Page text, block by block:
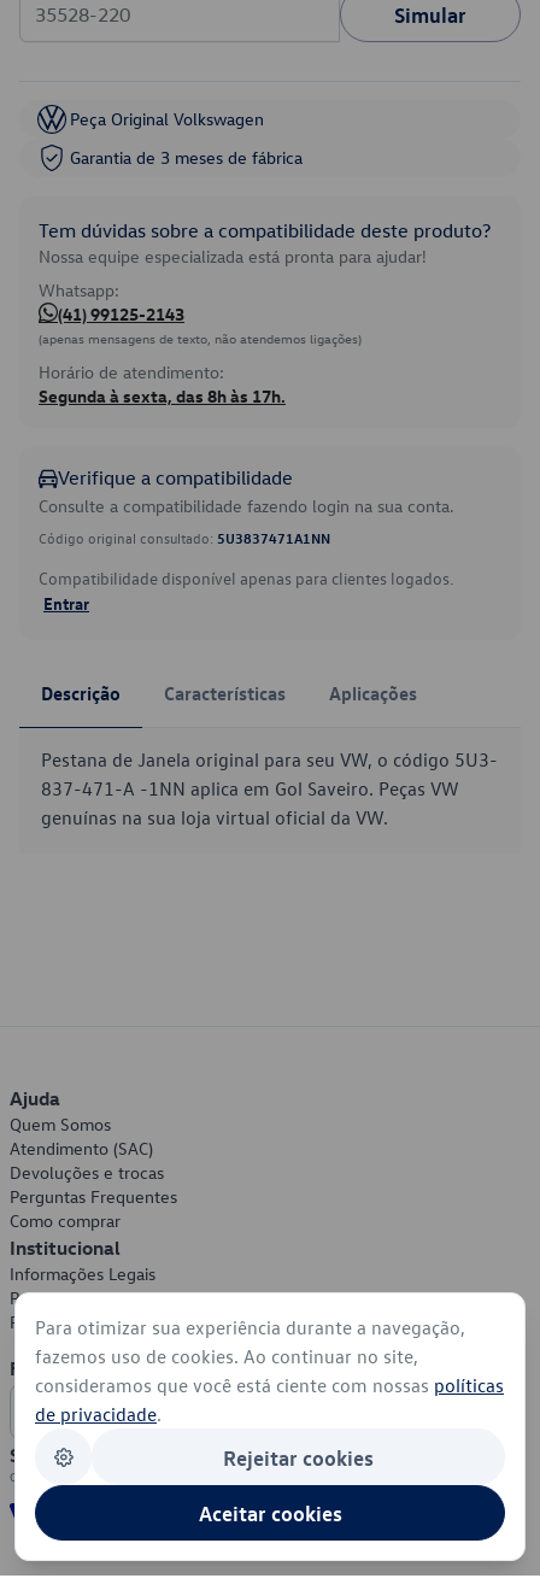
Simular
Peça Original Volkswagen
Garantia de 3 meses de fábrica
Tem dúvidas sobre a compatibilidade deste produto?
Nossa equipe especializada está pronta para ajudar!
Whatsapp:
(41) 99125-2143
(apenas mensagens de texto, não atendemos ligações)
Horário de atendimento:
Segunda à sexta, das 8h às 17h.
Verifique a compatibilidade
Consulte a compatibilidade fazendo login na sua conta.
Código original consultado: 5U3837471A1NN
Compatibilidade disponível apenas para clientes logados.
Entrar
Descrição Características Aplicações
Pestana de Janela original para seu VW, o código 5U3-
837-471-A -1NN aplica em Gol Saveiro. Peças VW
genuínas na sua loja virtual oficial da VW.
Ajuda
Quem Somos
Atendimento (SAC)
Devoluções e trocas
Perguntas Frequentes
Como comprar
Institucional
Informações Legais
Política de Privacidade
Política de Cookies
Formas de Pagamento
Segurança
Para otimizar sua experiência durante a navegação,
fazemos uso de cookies. Ao continuar no site,
consideramos que você está ciente com nossas políticas
de privacidade.
Rejeitar cookies
Aceitar cookies